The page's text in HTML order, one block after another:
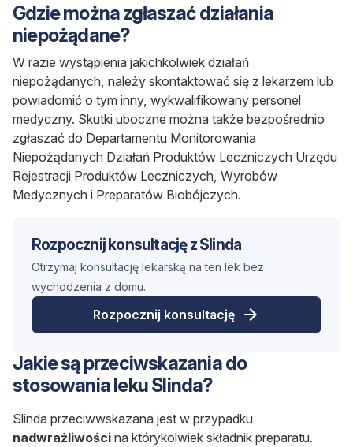
Gdzie można zgłaszać działania
niepożądane?
W razie wystąpienia jakichkolwiek działań
niepożądanych, należy skontaktować się z lekarzem lub
powiadomić o tym inny, wykwalifikowany personel
medyczny. Skutki uboczne można także bezpośrednio
zgłaszać do Departamentu Monitorowania
Niepożądanych Działań Produktów Leczniczych Urzędu
Rejestracji Produktów Leczniczych, Wyrobów
Medycznych i Preparatów Biobójczych.
Rozpocznij konsultację z Slinda
Otrzymaj konsultację lekarską na ten lek bez
wychodzenia z domu.
Rozpocznij konsultację
Jakie są przeciwskazania do
stosowania leku Slinda?
Slinda przeciwwskazana jest w przypadku
nadwrażliwości na którykolwiek składnik preparatu.